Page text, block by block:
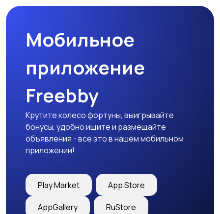
Мобильное
приложение
Freebby
Крутите колесо фортуны, выигрывайте
бонусы, удобно ищите и размещайте
объявления - все это в нашем мобильном
приложении!
Play Market App Store
AppGallery RuStore